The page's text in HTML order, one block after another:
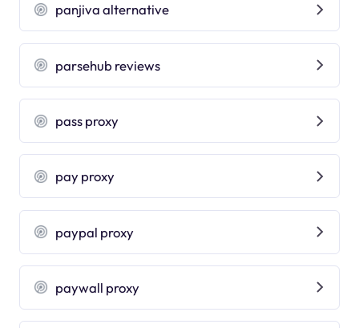
panjiva alternative
parsehub reviews
pass proxy
pay proxy
paypal proxy
paywall proxy